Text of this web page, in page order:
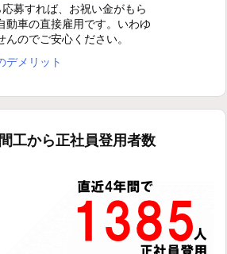
募すれば、お祝い金がもら
動車の直接雇用です。いわゆ
のでご安心ください。
デメリット
工から正社員登用者数